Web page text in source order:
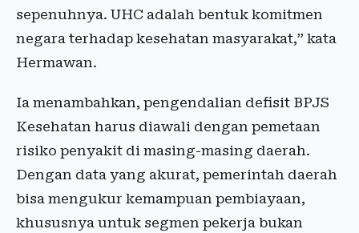
sepenuhnya. UHC adalah bentuk komitmen
negara terhadap kesehatan masyarakat,” kata
Hermawan.
Ia menambahkan, pengendalian defisit BPJS
Kesehatan harus diawali dengan pemetaan
risiko penyakit di masing-masing daerah.
Dengan data yang akurat, pemerintah daerah
bisa mengukur kemampuan pembiayaan,
khususnya untuk segmen pekerja bukan